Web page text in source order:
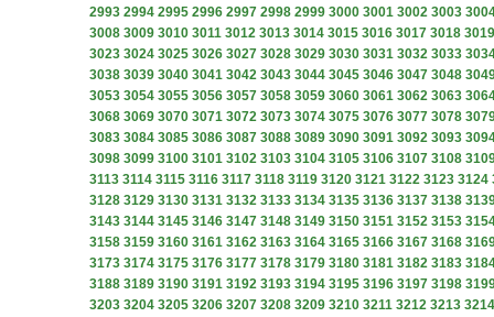
2993 2994 2995 2996 2997 2998 2999 3000 3001 3002 3003
3008 3009 3010 3011 3012 3013 3014 3015 3016 3017 3018 3019
3023 3024 3025 3026 3027 3028 3029 3030 3031 3032 3033
3038 3039 3040 3041 3042 3043 3044 3045 3046 3047 3048
3053 3054 3055 3056 3057 3058 3059 3060 3061 3062 3063
3068 3069 3070 3071 3072 3073 3074 3075 3076 3077 3078
3083 3084 3085 3086 3087 3088 3089 3090 3091 3092 3093
3098 3099 3100 3101 3102 3103 3104 3105 3106 3107 3108
3113 3114 3115 3116 3117 3118 3119 3120 3121 3122 3123 3124
3128 3129 3130 3131 3132 3133 3134 3135 3136 3137 3138
3143 3144 3145 3146 3147 3148 3149 3150 3151 3152 3153
3158 3159 3160 3161 3162 3163 3164 3165 3166 3167 3168
3173 3174 3175 3176 3177 3178 3179 3180 3181 3182 3183
3188 3189 3190 3191 3192 3193 3194 3195 3196 3197 3198
3203 3204 3205 3206 3207 3208 3209 3210 3211 3212 3213 3214